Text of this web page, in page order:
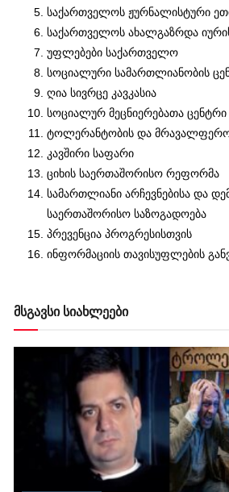
საქართველოს ჟურნალისტური
საქართველოს ახალგაზრდა
უფლებები საქართველო
სოციალური სამართლიანობის
ღია სივრცე კავკასია
სოციალურ მეცნიერებათა ცენტრი
ტოლერანტობის და
კავშირი საფარი
ციხის საერთაშორისო რეფორმა
სამართლიანი არჩევნებისა და
საერთაშორისო საზოგადოება
პრევენცია პროგრესისთვის
ინფორმაციის თავისუფლების
მსგავსი სიახლეები